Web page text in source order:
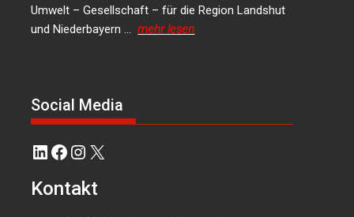
Umwelt – Gesellschaft – für die Region Landshut
und Niederbayern …mehr lesen
Social Media
LinkedIn
Facebook
Instagram
X
Kontakt